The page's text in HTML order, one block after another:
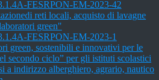
FESRPON-EM-2023-42
reti locali, acquisto di lavagne
green"
FESRPON-EM-2023-1
green, sostenibili e innovativi per le
secondo ciclo” per gli istituti scolastici
a indirizzo alberghiero, agrario, nautico